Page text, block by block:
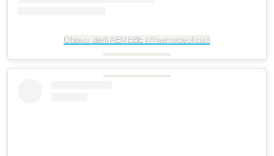
Objavu dijeli AEMEBE (@aemebeoficial)